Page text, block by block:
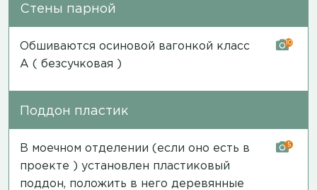
Стены парной
Обшиваются осиновой вагонкой класс
А ( безсучковая )
10
Поддон пластик
В моечном отделении (если оно есть в
проекте ) установлен пластиковый
поддон, положить в него деревянные
5